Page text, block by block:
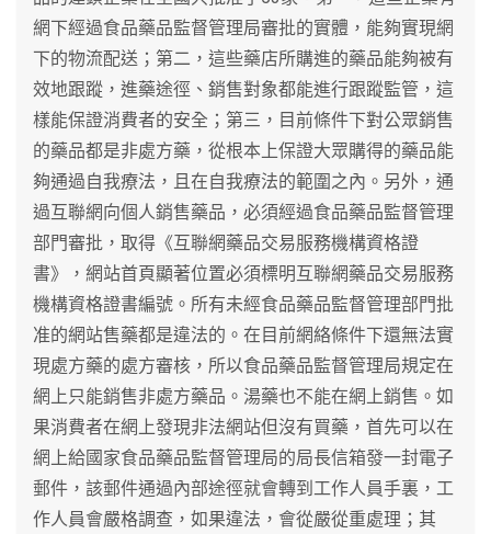
網下經過食品藥品監督管理局審批的實體，能夠實現網
下的物流配送；第二，這些藥店所購進的藥品能夠被有
效地跟蹤，進藥途徑、銷售對象都能進行跟蹤監管，這
樣能保證消費者的安全；第三，目前條件下對公眾銷售
的藥品都是非處方藥，從根本上保證大眾購得的藥品能
夠通過自我療法，且在自我療法的範圍之內。另外，通
過互聯網向個人銷售藥品，必須經過食品藥品監督管理
部門審批，取得《互聯網藥品交易服務機構資格證
書》，網站首頁顯著位置必須標明互聯網藥品交易服務
機構資格證書編號。所有未經食品藥品監督管理部門批
准的網站售藥都是違法的。在目前網絡條件下還無法實
現處方藥的處方審核，所以食品藥品監督管理局規定在
網上只能銷售非處方藥品。湯藥也不能在網上銷售。如
果消費者在網上發現非法網站但沒有買藥，首先可以在
網上給國家食品藥品監督管理局的局長信箱發一封電子
郵件，該郵件通過內部途徑就會轉到工作人員手裏，工
作人員會嚴格調查，如果違法，會從嚴從重處理；其